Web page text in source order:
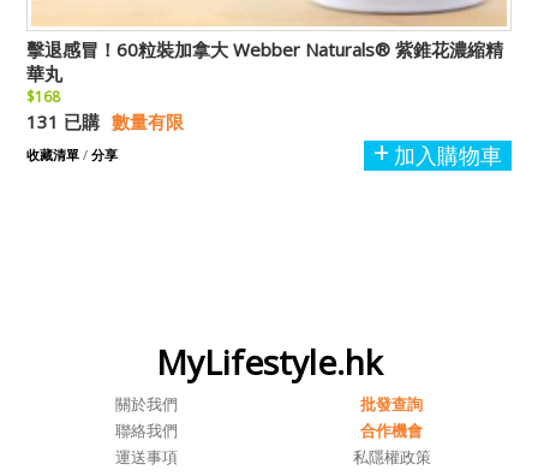
擊退感冒！60粒裝加拿大 Webber Naturals® 紫錐花濃縮精
華丸
$168
131 已購 數量有限
加入購物車
收藏清單 / 分享
MyLifestyle.hk
關於我們
批發查詢
聯絡我們
合作機會
運送事項
私隱權政策